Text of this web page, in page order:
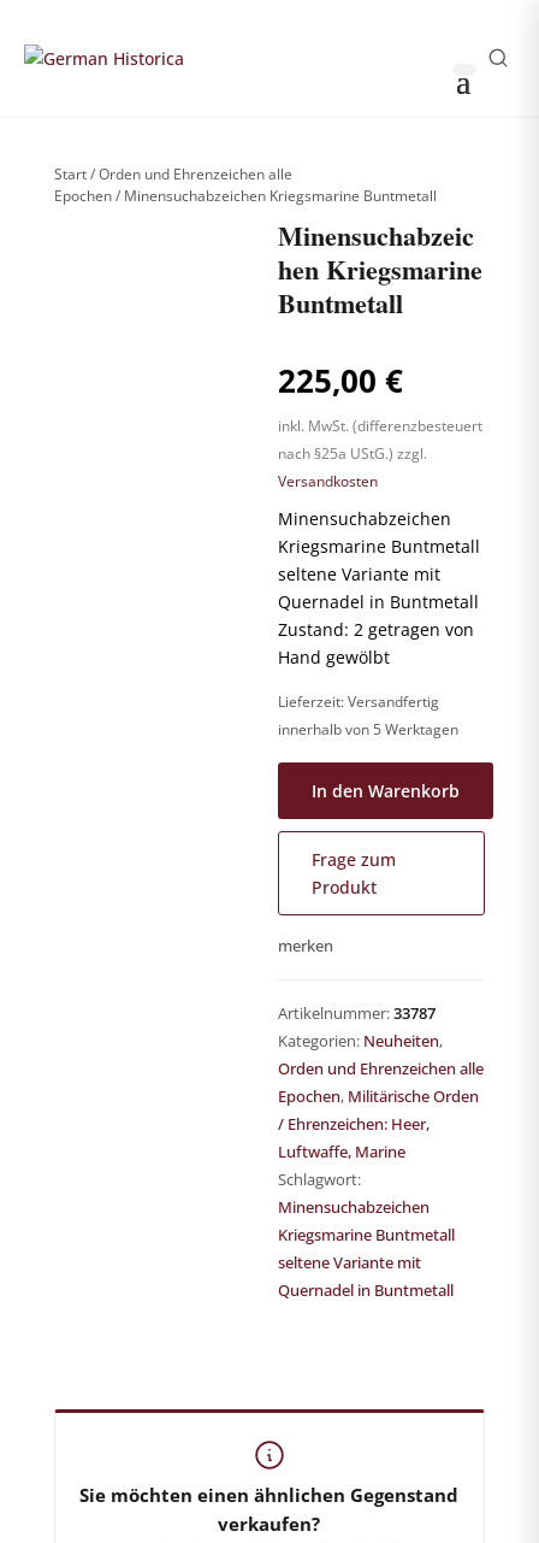
Start/Orden und Ehrenzeichen alle
Epochen/ Minensuchabzeichen Kriegsmarine Buntmetall
Minensuchabzeic
hen Kriegsmarine
Buntmetall
225,00€
inkl. MwSt. (differenzbesteuert
nach §25a UStG.) zzgl.
Versandkosten
Minensuchabzeichen
Kriegsmarine Buntmetall
seltene Variante mit
Quernadel in Buntmetall
Zustand: 2 getragen von
Hand gewölbt
Lieferzeit:Versandfertig
innerhalb von 5 Werktagen
In den Warenkorb
merken
Frage zum
Produkt
Artikelnummer:33787
Kategorien: Neuheiten,
Orden und Ehrenzeichen alle
Epochen, Militärische Orden
/ Ehrenzeichen: Heer,
Luftwaffe, Marine
Schlagwort:
Minensuchabzeichen
Kriegsmarine Buntmetall
seltene Variante mit
Quernadel in Buntmetall
Sie möchten einen ähnlichen Gegenstand
verkaufen?